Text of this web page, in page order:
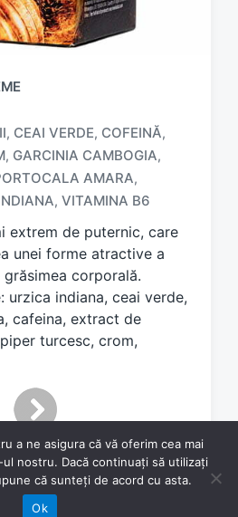
, CEAI VERDE, COFEINĂ,
, GARCINIA CAMBOGIA,
AMARA,
, VITAMINA B6
extrem de puternic, care
unei forme atractive a
corporală.
urzica indiana, ceai verde,
cafeina, extract de
turcesc, crom,
a ne asigura că vă oferim cea mai
nostru. Dacă continuați să utilizați
că sunteți de acord cu asta.
Ok